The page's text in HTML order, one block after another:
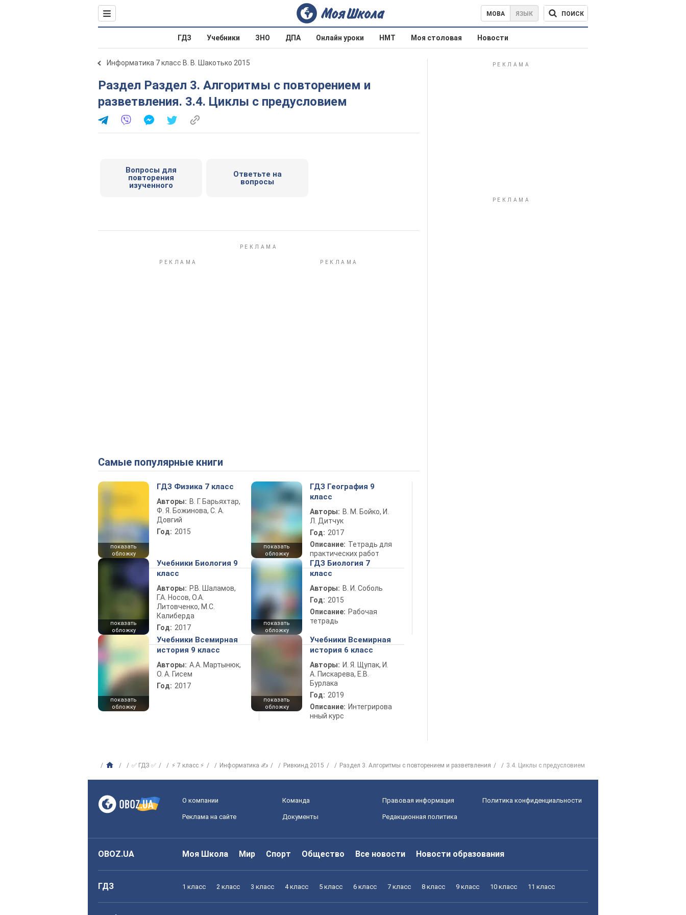
МОВА ЯЗЫК ПОИСК
ГДЗ Учебники ЗНО ДПА Онлайн уроки НМТ Моя столовая Новости
Информатика 7 класс В. В. Шакотько 2015
Раздел Раздел 3. Алгоритмы с повторением и
разветвления. 3.4. Циклы с предусловием
Вопросы для
повторения
изученного
Ответьте на
вопросы
Самые популярные книги
показать
обложку
ГДЗ Физика 7 класс
Авторы: В. Г. Барьяхтар,
Ф. Я. Божинова, С. А.
Довгий
Год: 2015
показать
обложку
ГДЗ География 9
класс
Авторы: В. М. Бойко, И.
Л. Дитчук
Год: 2017
Описание: Тетрадь для
практических работ
показать
обложку
Учебники Биология 9
класс
Авторы: Р.В. Шаламов,
Г.А. Носов, О.А.
Литовченко, М.С.
Калиберда
Год: 2017
показать
обложку
ГДЗ Биология 7
класс
Авторы: В. И. Соболь
Год: 2015
Описание: Рабочая
тетрадь
показать
обложку
Учебники Всемирная
история 9 класс
Авторы: А.А. Мартынюк,
О. А. Гисем
Год: 2017
показать
обложку
Учебники Всемирная
история 6 класс
Авторы: И. Я. Щупак, И.
А. Пискарева, Е.В.
Бурлака
Год: 2019
Описание: Интегрирова
нный курс
✅ ГДЗ ✅ ⚡ 7 класс ⚡ Информатика ✍ Ривкинд 2015 Раздел 3. Алгоритмы с повторением и разветвления 3.4. Циклы с предусловием
О компании Команда Правовая информация Политика конфиденциальности
Реклама на сайте Документы Редакционная политика
OBOZ.UA Моя Школа Мир Спорт Общество Все новости Новости образования
ГДЗ 1 класс 2 класс 3 класс 4 класс 5 класс 6 класс 7 класс 8 класс 9 класс 10 класс 11 класс